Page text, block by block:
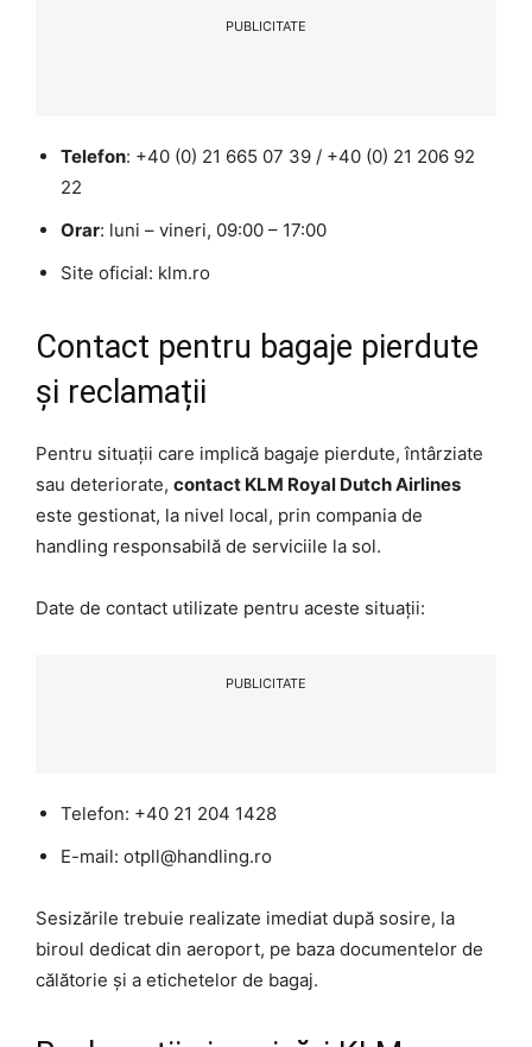
PUBLICITATE
Telefon: +40 (0) 21 665 07 39 / +40 (0) 21 206 92
22
Orar: luni – vineri, 09:00 – 17:00
Site oficial: klm.ro
Contact pentru bagaje pierdute
și reclamații
Pentru situații care implică bagaje pierdute, întârziate
sau deteriorate, contact KLM Royal Dutch Airlines
este gestionat, la nivel local, prin compania de
handling responsabilă de serviciile la sol.
Date de contact utilizate pentru aceste situații:
PUBLICITATE
Telefon: +40 21 204 1428
E-mail: otpll@handling.ro
Sesizările trebuie realizate imediat după sosire, la
biroul dedicat din aeroport, pe baza documentelor de
călătorie și a etichetelor de bagaj.